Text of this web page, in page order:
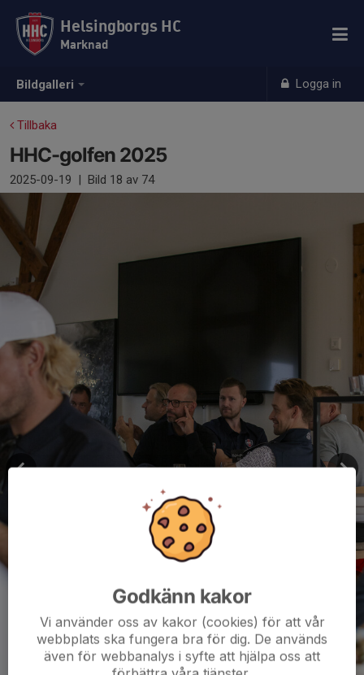
Bildgalleri Logga in
Helsingborgs HC
Marknad
Tillbaka
HHC-golfen 2025
2025-09-19 | Bild 18 av 74
Godkänn kakor
Vi använder oss av kakor (cookies) för att vår
webbplats ska fungera bra för dig. De används
även för webbanalys i syfte att hjälpa oss att